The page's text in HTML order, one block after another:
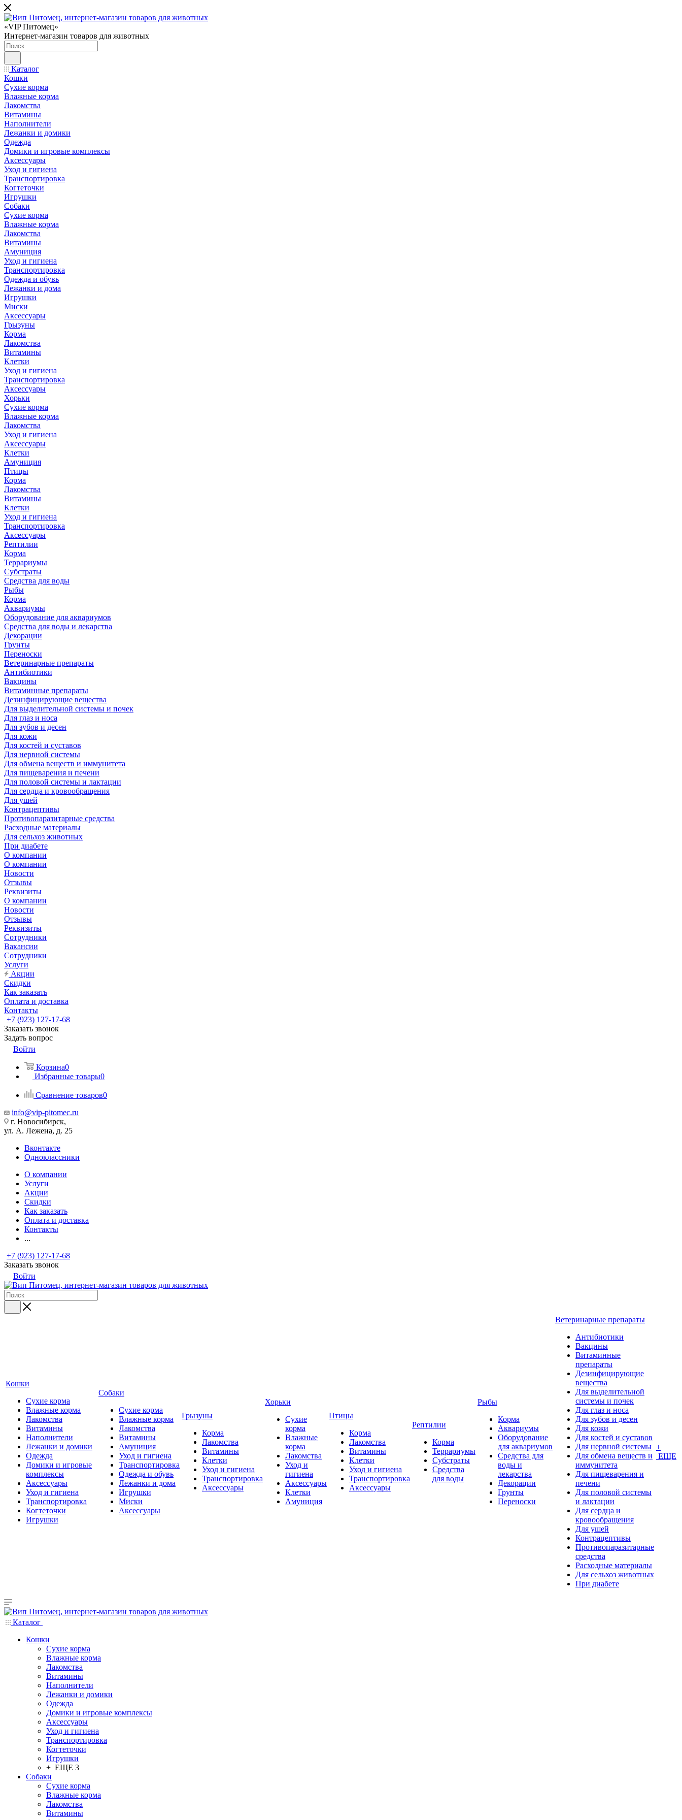
«VIP Питомец»
Интернет-магазин товаров для животных
Каталог
Кошки
Сухие корма
Влажные корма
Лакомства
Витамины
Наполнители
Лежанки и домики
Одежда
Домики и игровые комплексы
Аксессуары
Уход и гигиена
Транспортировка
Когтеточки
Игрушки
Собаки
Сухие корма
Влажные корма
Лакомства
Витамины
Амуниция
Уход и гигиена
Транспортировка
Одежда и обувь
Лежанки и дома
Игрушки
Миски
Аксессуары
Грызуны
Корма
Лакомства
Витамины
Клетки
Уход и гигиена
Транспортировка
Аксессуары
Хорьки
Сухие корма
Влажные корма
Лакомства
Уход и гигиена
Аксессуары
Клетки
Амуниция
Птицы
Корма
Лакомства
Витамины
Клетки
Уход и гигиена
Транспортировка
Аксессуары
Рептилии
Корма
Террариумы
Субстраты
Средства для воды
Рыбы
Корма
Аквариумы
Оборудование для аквариумов
Средства для воды и лекарства
Декорации
Грунты
Переноски
Ветеринарные препараты
Антибиотики
Вакцины
Витаминные препараты
Дезинфицирующие вещества
Для выделительной системы и почек
Для глаз и носа
Для зубов и десен
Для кожи
Для костей и суставов
Для нервной системы
Для обмена веществ и иммунитета
Для пищеварения и печени
Для половой системы и лактации
Для сердца и кровообращения
Для ушей
Контрацептивы
Противопаразитарные средства
Расходные материалы
Для сельхоз животных
При диабете
О компании
О компании
Новости
Отзывы
Реквизиты
О компании
Новости
Отзывы
Реквизиты
Сотрудники
Вакансии
Сотрудники
Услуги
Акции
Скидки
Как заказать
Оплата и доставка
Контакты
+7 (923) 127-17-68
Заказать звонок
Задать вопрос
Войти
Корзина0
Избранные товары0
Сравнение товаров0
info@vip-pitomec.ru
г. Новосибирск,
ул. А. Лежена, д. 25
Вконтакте
Одноклассники
О компании
Услуги
Акции
Скидки
Как заказать
Оплата и доставка
Контакты
...
+7 (923) 127-17-68
Заказать звонок
Войти
Кошки
Сухие корма
Влажные корма
Лакомства
Витамины
Наполнители
Лежанки и домики
Одежда
Домики и игровые
комплексы
Аксессуары
Уход и гигиена
Транспортировка
Когтеточки
Игрушки
Собаки
Сухие корма
Влажные корма
Лакомства
Витамины
Амуниция
Уход и гигиена
Транспортировка
Одежда и обувь
Лежанки и дома
Игрушки
Миски
Аксессуары
Грызуны
Корма
Лакомства
Витамины
Клетки
Уход и гигиена
Транспортировка
Аксессуары
Хорьки
Сухие
корма
Влажные
корма
Лакомства
Уход и
гигиена
Аксессуары
Клетки
Амуниция
Птицы
Корма
Лакомства
Витамины
Клетки
Уход и гигиена
Транспортировка
Аксессуары
Рептилии
Корма
Террариумы
Субстраты
Средства
для воды
Рыбы
Корма
Аквариумы
Оборудование
для аквариумов
Средства для
воды и
лекарства
Декорации
Грунты
Переноски
Ветеринарные препараты
Антибиотики
Вакцины
Витаминные
препараты
Дезинфицирующие
вещества
Для выделительной
системы и почек
Для глаз и носа
Для зубов и десен
Для кожи
Для костей и суставов
Для нервной системы
Для обмена веществ и
иммунитета
Для пищеварения и
печени
Для половой системы
и лактации
Для сердца и
кровообращения
Для ушей
Контрацептивы
Противопаразитарные
средства
Расходные материалы
Для сельхоз животных
При диабете
+
ЕЩЕ
Каталог
Кошки
Сухие корма
Влажные корма
Лакомства
Витамины
Наполнители
Лежанки и домики
Одежда
Домики и игровые комплексы
Аксессуары
Уход и гигиена
Транспортировка
Когтеточки
Игрушки
+ ЕЩЕ 3
Собаки
Сухие корма
Влажные корма
Лакомства
Витамины